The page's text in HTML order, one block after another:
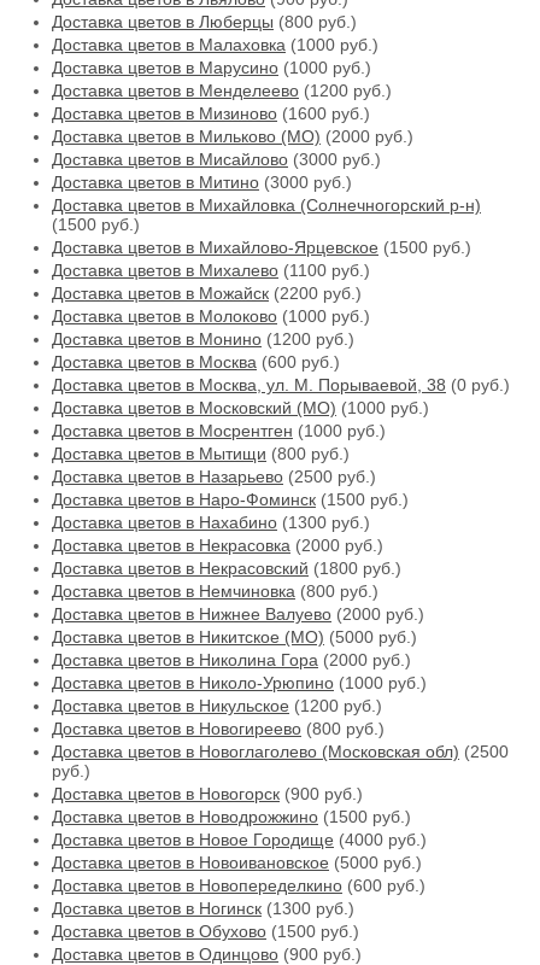
Доставка цветов в Люберцы (800 руб.)
Доставка цветов в Малаховка (1000 руб.)
Доставка цветов в Марусино (1000 руб.)
Доставка цветов в Менделеево (1200 руб.)
Доставка цветов в Мизиново (1600 руб.)
Доставка цветов в Мильково (МО) (2000 руб.)
Доставка цветов в Мисайлово (3000 руб.)
Доставка цветов в Митино (3000 руб.)
Доставка цветов в Михайловка (Солнечногорский р-н)
(1500 руб.)
Доставка цветов в Михайлово-Ярцевское (1500 руб.)
Доставка цветов в Михалево (1100 руб.)
Доставка цветов в Можайск (2200 руб.)
Доставка цветов в Молоково (1000 руб.)
Доставка цветов в Монино (1200 руб.)
Доставка цветов в Москва (600 руб.)
Доставка цветов в Москва, ул. М. Порываевой, 38 (0 руб.)
Доставка цветов в Московский (МО) (1000 руб.)
Доставка цветов в Мосрентген (1000 руб.)
Доставка цветов в Мытищи (800 руб.)
Доставка цветов в Назарьево (2500 руб.)
Доставка цветов в Наро-Фоминск (1500 руб.)
Доставка цветов в Нахабино (1300 руб.)
Доставка цветов в Некрасовка (2000 руб.)
Доставка цветов в Некрасовский (1800 руб.)
Доставка цветов в Немчиновка (800 руб.)
Доставка цветов в Нижнее Валуево (2000 руб.)
Доставка цветов в Никитское (МО) (5000 руб.)
Доставка цветов в Николина Гора (2000 руб.)
Доставка цветов в Николо-Урюпино (1000 руб.)
Доставка цветов в Никульское (1200 руб.)
Доставка цветов в Новогиреево (800 руб.)
Доставка цветов в Новоглаголево (Московская обл) (2500
руб.)
Доставка цветов в Новогорск (900 руб.)
Доставка цветов в Новодрожжино (1500 руб.)
Доставка цветов в Новое Городище (4000 руб.)
Доставка цветов в Новоивановское (5000 руб.)
Доставка цветов в Новопеределкино (600 руб.)
Доставка цветов в Ногинск (1300 руб.)
Доставка цветов в Обухово (1500 руб.)
Доставка цветов в Одинцово (900 руб.)